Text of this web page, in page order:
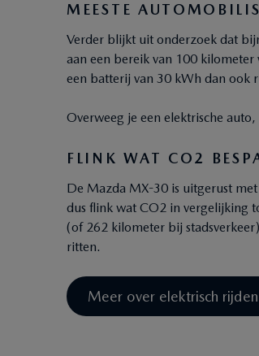
MEESTE
Verder blijkt uit onderzoek dat
aan een bereik van 100
een batterij van 30 kWh dan ook
Overweeg je een elektrische
FLINK WAT CO2
De Mazda MX-30 is uitgerust
dus flink wat CO2 in vergelijking
(of 262 kilometer bij
ritten.
Meer over elektrisch rijden